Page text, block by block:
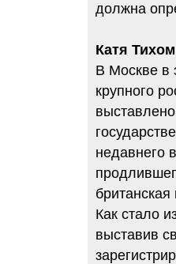
должна
Катя
В Москве в
крупного
недавнего
Как стало
выставив